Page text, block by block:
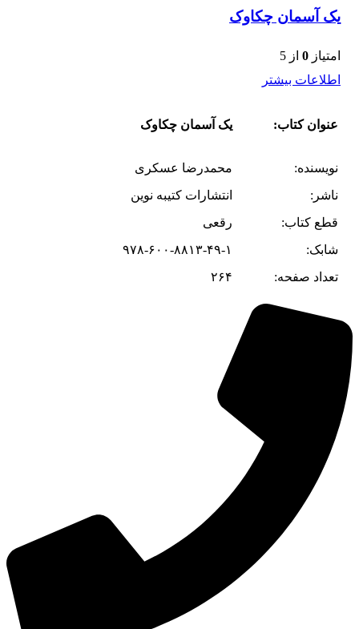
یک آسمان چکاوک
امتیاز 0 از 5
اطلاعات بیشتر
عنوان کتاب: یک آسمان چکاوک
نویسنده:
محمدرضا عسکری
ناشر:
انتشارات کتیبه نوین
قطع کتاب:
رقعی
شابک:
۹۷۸-۶۰۰-۸۸۱۳-۴۹-۱
تعداد صفحه:
۲۶۴